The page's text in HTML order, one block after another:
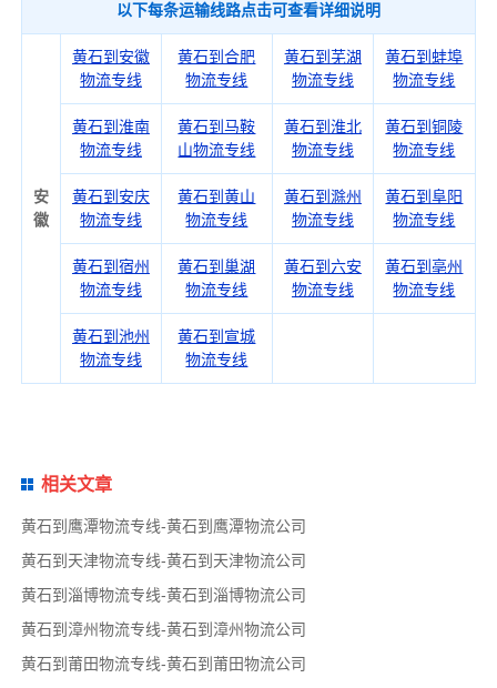
以下每条运输线路点击可查看详细说明
安
徽
黄石到安徽
物流专线
黄石到合肥
物流专线
黄石到芜湖
物流专线
黄石到蚌埠
物流专线
黄石到淮南
物流专线
黄石到马鞍
山物流专线
黄石到淮北
物流专线
黄石到铜陵
物流专线
黄石到安庆
物流专线
黄石到黄山
物流专线
黄石到滁州
物流专线
黄石到阜阳
物流专线
黄石到宿州
物流专线
黄石到巢湖
物流专线
黄石到六安
物流专线
黄石到亳州
物流专线
黄石到池州
物流专线
黄石到宣城
物流专线
相关文章
黄石到鹰潭物流专线-黄石到鹰潭物流公司
黄石到天津物流专线-黄石到天津物流公司
黄石到淄博物流专线-黄石到淄博物流公司
黄石到漳州物流专线-黄石到漳州物流公司
黄石到莆田物流专线-黄石到莆田物流公司